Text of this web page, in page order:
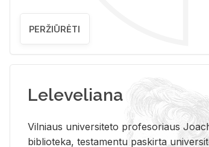
PERŽIŪRĖTI
Leleveliana
Vil­niaus uni­ver­si­te­to pro­fe­so­riaus
bi­b­lio­te­ka, te­sta­men­tu pa­skir­ta